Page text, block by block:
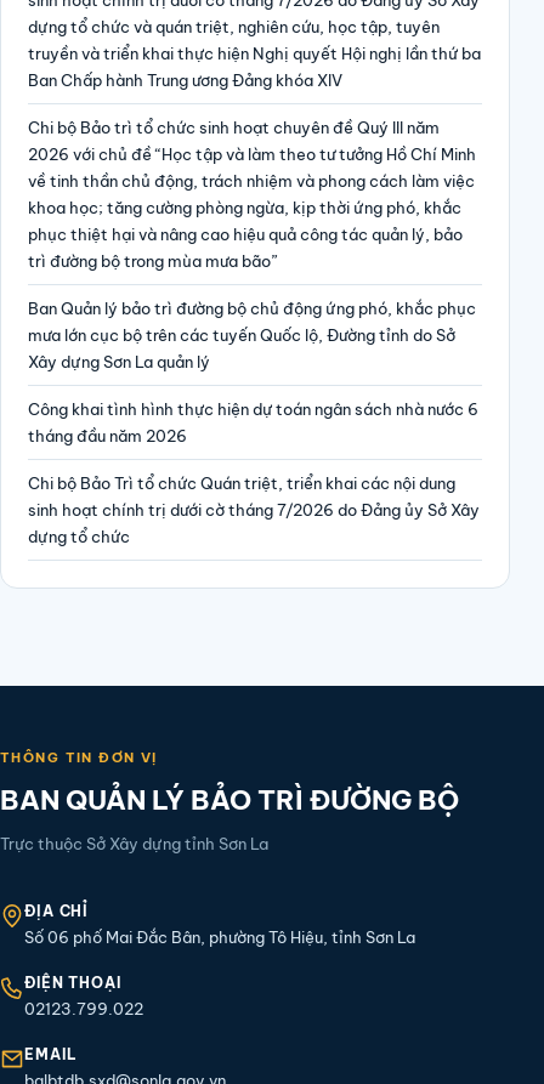
dựng tổ chức và quán triệt, nghiên cứu, học tập, tuyên
truyền và triển khai thực hiện Nghị quyết Hội nghị lần thứ ba
Ban Chấp hành Trung ương Đảng khóa XIV
Chi bộ Bảo trì tổ chức sinh hoạt chuyên đề Quý III năm
2026 với chủ đề “Học tập và làm theo tư tưởng Hồ Chí Minh
về tinh thần chủ động, trách nhiệm và phong cách làm việc
khoa học; tăng cường phòng ngừa, kịp thời ứng phó, khắc
phục thiệt hại và nâng cao hiệu quả công tác quản lý, bảo
trì đường bộ trong mùa mưa bão”
Ban Quản lý bảo trì đường bộ chủ động ứng phó, khắc phục
mưa lớn cục bộ trên các tuyến Quốc lộ, Đường tỉnh do Sở
Xây dựng Sơn La quản lý
Công khai tình hình thực hiện dự toán ngân sách nhà nước 6
tháng đầu năm 2026
Chi bộ Bảo Trì tổ chức Quán triệt, triển khai các nội dung
sinh hoạt chính trị dưới cờ tháng 7/2026 do Đảng ủy Sở Xây
dựng tổ chức
THÔNG TIN ĐƠN VỊ
BAN QUẢN LÝ BẢO TRÌ ĐƯỜNG BỘ
Trực thuộc Sở Xây dựng tỉnh Sơn La
ĐỊA CHỈ
Số 06 phố Mai Đắc Bân, phường Tô Hiệu, tỉnh Sơn La
ĐIỆN THOẠI
02123.799.022
EMAIL